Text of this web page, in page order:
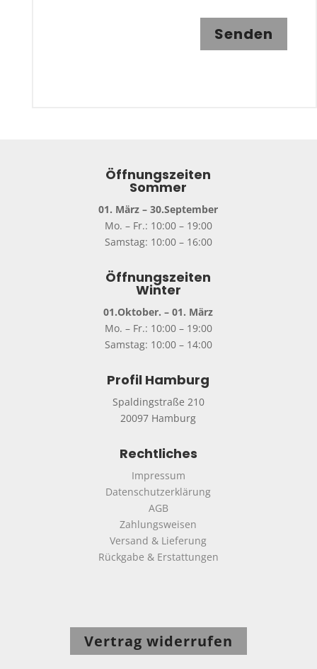
Senden
Öffnungszeiten
Sommer
01. März – 30.September
Mo. – Fr.: 10:00 – 19:00
Samstag: 10:00 – 16:00
Öffnungszeiten
Winter
01.Oktober. – 01. März
Mo. – Fr.: 10:00 – 19:00
Samstag: 10:00 – 14:00
Profil Hamburg
Spaldingstraße 210
20097 Hamburg
Rechtliches
Impressum
Datenschutzerklärung
AGB
Zahlungsweisen
Versand & Lieferung
Rückgabe & Erstattungen
Vertrag widerrufen